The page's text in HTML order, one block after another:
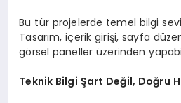
Bu tür projelerde temel bilgi
Tasarım, içerik girişi, sayfa
görsel paneller üzerinden
Teknik Bilgi Şart Değil, Doğru